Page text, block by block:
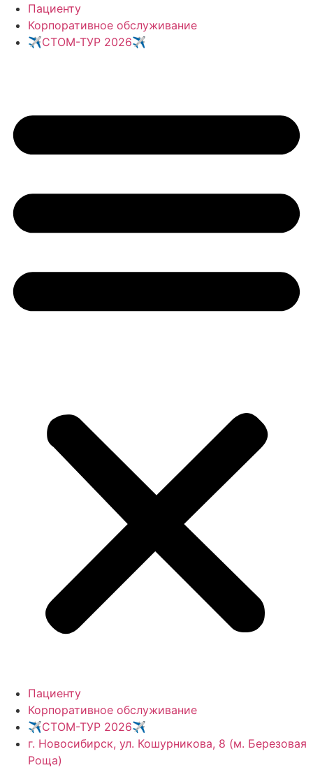
Перейти
содержимому
Пациенту
Корпоративное обслуживание
✈️СТОМ-ТУР 2026✈️
Пациенту
Корпоративное обслуживание
✈️СТОМ-ТУР 2026✈️
г. Новосибирск, ул. Кошурникова, 8 (м. Березовая
Роща)